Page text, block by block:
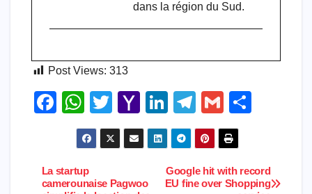
dans la région du Sud.
Post Views: 313
F
e
W
h
at
s
T
wi
tt
Y
a
h
Li
n
k
e
T
el
e
gr
G
m
ail
e
Navigation
Google hit with record
EU fine over Shopping
La startup
camerounaise Pagwoo